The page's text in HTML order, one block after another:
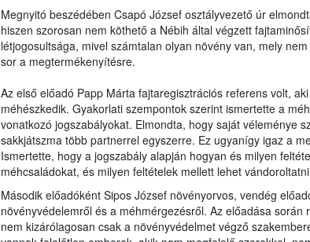
Megnyitó beszédében Csapó József osztályvezető úr
hiszen szorosan nem köthető a Nébih által végzett
létjogosultsága, mivel számtalan olyan növény van, mely
sor a megtermékenyítésre.
Az első előadó Papp Márta fajtaregisztrációs referens volt,
méhészkedik. Gyakorlati szempontok szerint ismertette a
vonatkozó jogszabályokat. Elmondta, hogy saját véleménye
sakkjátszma több partnerrel egyszerre. Ez ugyanígy igaz a
Ismertette, hogy a jogszabály alapján hogyan és milyen
méhcsaládokat, és milyen feltételek mellett lehet
Második előadóként Sipos József növényorvos, vendég
növényvédelemről és a méhmérgezésről. Az előadása
nem kizárólagosan csak a növényvédelmet végző